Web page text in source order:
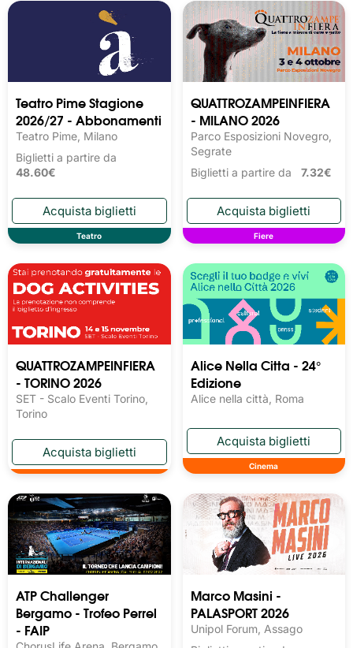
Teatro Pime Stagione
2026/27 - Abbonamenti
Teatro Pime, Milano
Biglietti a partire da
48.60€
Teatro
QUATTROZAMPEINFIERA
- MILANO 2026
Parco Esposizioni Novegro,
Segrate
Biglietti a partire da 7.32€
Fiere
QUATTROZAMPEINFIERA
- TORINO 2026
SET - Scalo Eventi Torino,
Torino
Alice Nella Citta - 24°
Edizione
Alice nella città, Roma
Cinema
ATP Challenger
Bergamo - Trofeo Perrel
- FAIP
Marco Masini -
PALASPORT 2026
Unipol Forum, Assago